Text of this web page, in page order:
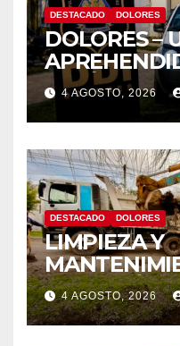
DESTACADO DOLORES
DOLORES –
VEHÍCULO
TRAS
AMENAZAS
4 AGOSTO, 2026
DESTACADO DOLORES
LIMPIEZA Y
CONTINÚAN
DE ZANJEO
SECTORES
4 AGOSTO, 2026